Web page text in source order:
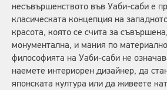
несъвършенството във Уаби-саби е
класическата концепция на
красота, която се счита за
монументална, и мания по
философията на Уаби-саби не
наемете интериорен дизайнер, да
японската култура или да живеете